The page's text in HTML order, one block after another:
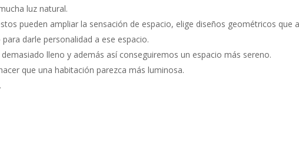
luz natural.
pueden ampliar la sensación de espacio, elige diseños geométricos que
darle personalidad a ese espacio.
lleno y además así conseguiremos un espacio más sereno.
que una habitación parezca más luminosa.